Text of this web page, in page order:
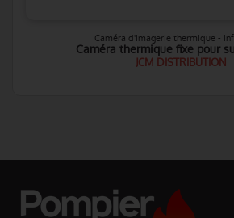
Caméra d'imagerie thermique -
Caméra thermique fixe pour
JCM DISTRIBUTION